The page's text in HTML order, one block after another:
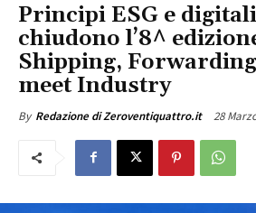
Principi ESG e
chiudono l’8^
Shipping,
meet Industry
By Redazione di Zeroventiquattro.it 28